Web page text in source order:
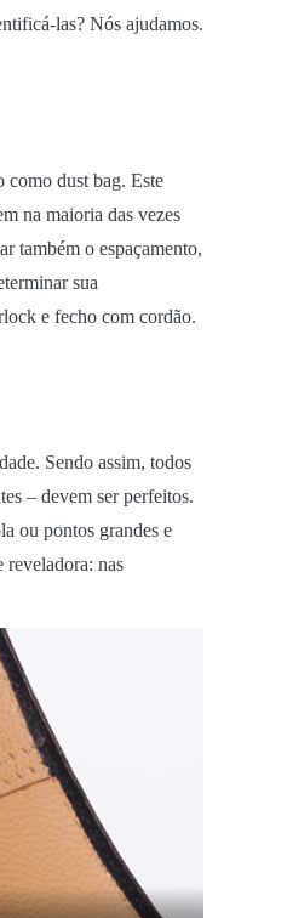
las? Nós ajudamos.
como dust bag. Este
na maioria das vezes
também o espaçamento,
sua
e fecho com cordão.
Sendo assim, todos
– devem ser perfeitos.
ou pontos grandes e
reveladora: nas